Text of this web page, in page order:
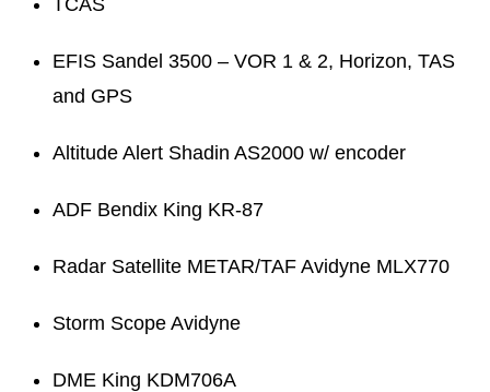
EFIS Sandel 3500 – VOR 1 & 2, Horizon, TAS
and GPS
Altitude Alert Shadin AS2000 w/ encoder
ADF Bendix King KR-87
Radar Satellite METAR/TAF Avidyne MLX770
Storm Scope Avidyne
DME King KDM706A